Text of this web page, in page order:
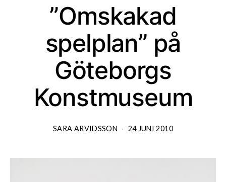
”Omskakad
spelplan” på
Göteborgs
Konstmuseum
SARA ARVIDSSON 24 JUNI 2010